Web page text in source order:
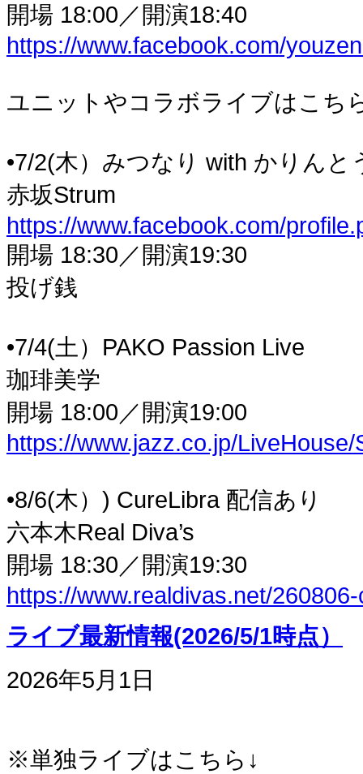
開場 18:00／開演18:40
https://www.facebook.com/
ユニットやコラボライブはこち
•7/2(木）みつなり with かりんと
赤坂Strum
https://www.facebook.com/
開場 18:30／開演19:30
投げ銭
•7/4(土）PAKO Passion Live
珈琲美学
開場 18:00／開演19:00
https://www.jazz.co.jp/
•8/6(木）) CureLibra 配信あり
六本木Real Diva’s
開場 18:30／開演19:30
https://www.realdivas.net/
ライブ最新情報(2026/5/1時点）
2026年5月1日
※単独ライブはこちら↓